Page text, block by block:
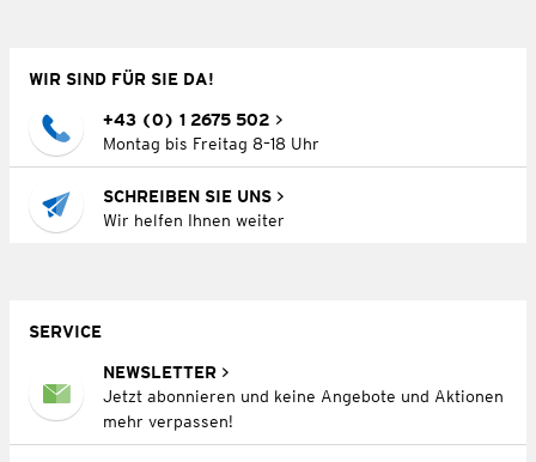
WIR SIND FÜR SIE DA!
+43 (0) 1 2675 502
Montag bis Freitag 8–18 Uhr
SCHREIBEN SIE UNS
Wir helfen Ihnen weiter
SERVICE
NEWSLETTER
Jetzt abonnieren und keine Angebote und Aktionen
mehr verpassen!